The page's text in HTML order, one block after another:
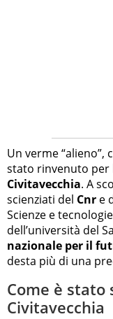
Un verme “alieno”,
stato rinvenuto per
Civitavecchia. A
scienziati del Cnr e
Scienze e
dell’università del
nazionale per il
desta più di una
Come è stato
Civitavecchia